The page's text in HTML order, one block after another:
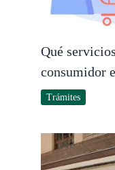
Qué
consumidor
Trámites